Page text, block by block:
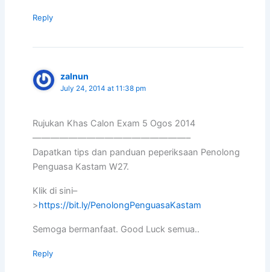
Reply
zalnun
July 24, 2014 at 11:38 pm
Rujukan Khas Calon Exam 5 Ogos 2014
—————————————————–
Dapatkan tips dan panduan peperiksaan Penolong
Penguasa Kastam W27.
Klik di sini–
>https://bit.ly/PenolongPenguasaKastam
Semoga bermanfaat. Good Luck semua..
Reply